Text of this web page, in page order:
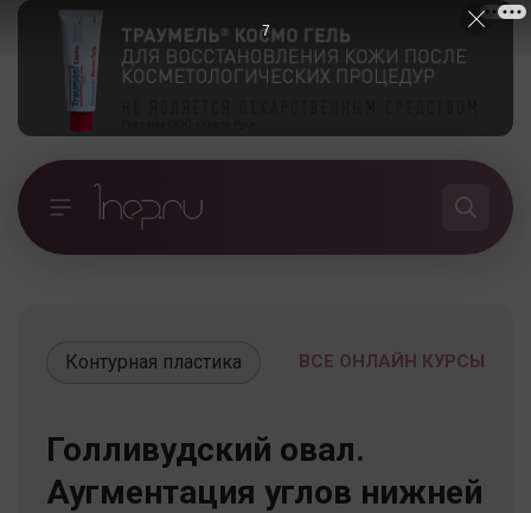
ВСЕ ОНЛАЙН КУРСЫ
Контурная пластика
Голливудский овал.
Аугментация углов нижней
6